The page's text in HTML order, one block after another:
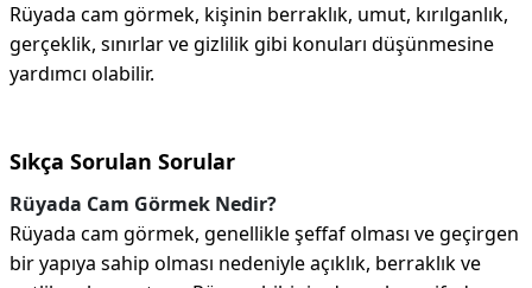
Rüyada cam görmek, kişinin berraklık, umut, kırılganlık,
gerçeklik, sınırlar ve gizlilik gibi konuları düşünmesine
yardımcı olabilir.
Sıkça Sorulan Sorular
Rüyada Cam Görmek Nedir?
Rüyada cam görmek, genellikle şeffaf olması ve geçirgen
bir yapıya sahip olması nedeniyle açıklık, berraklık ve